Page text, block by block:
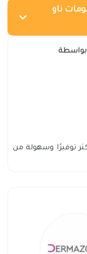
ناو
بواسطة
توفيرًا وسهولة من